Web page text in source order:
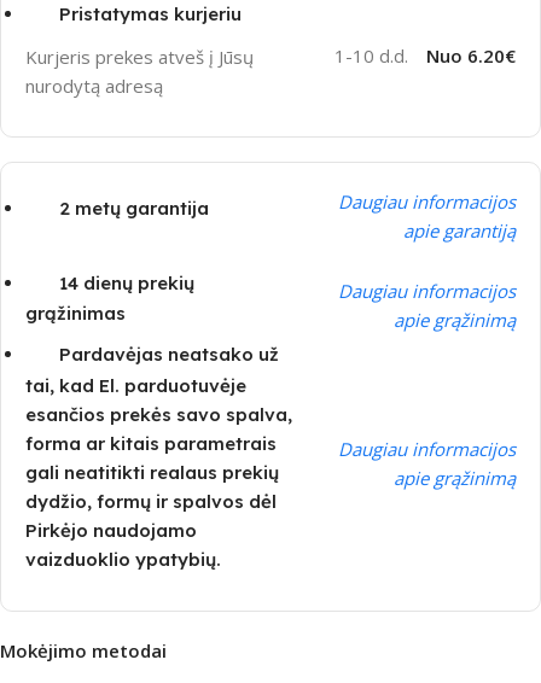
Pristatymas kurjeriu
Kurjeris prekes atveš į Jūsų
nurodytą adresą
1-10 d.d. Nuo 6.20€
2 metų garantija
Daugiau informacijos
apie garantiją
14 dienų prekių
grąžinimas
Daugiau informacijos
apie grąžinimą
Pardavėjas neatsako už
tai, kad El. parduotuvėje
esančios prekės savo spalva,
forma ar kitais parametrais
gali neatitikti realaus prekių
dydžio, formų ir spalvos dėl
Pirkėjo naudojamo
vaizduoklio ypatybių.
Daugiau informacijos
apie grąžinimą
Mokėjimo metodai